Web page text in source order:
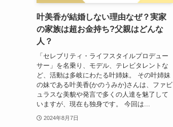
叶美香が結婚しない理由なぜ？実家
の家族は超お金持ち?父親はどんな
人？
「セレブリティ・ライフスタイルプロデュー
サー」を名乗り、モデル、テレビタレントな
ど、活動は多岐にわたる叶姉妹。 その叶姉妹
の妹である叶美香(かのうみか)さんは、ファビ
ュラスな美貌や発言で多くの人達を魅了して
いますが、現在も独身です。 今回は...
2024年8月7日